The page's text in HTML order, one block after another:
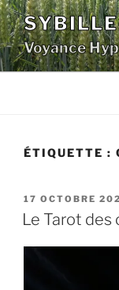
Aller
au
contenu
principal
Voyance
ÉTIQUETTE :
PUBLIÉ
LE
17 OCTOBRE
Le Tarot des